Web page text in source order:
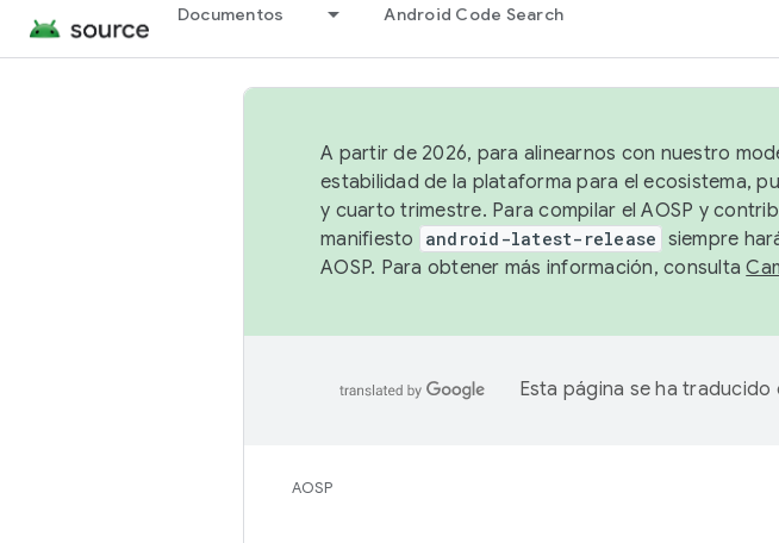
Documentos Android Code Search
A partir de 2026, para alinearnos con nuestro
estabilidad de la plataforma para el ecosistema,
y cuarto trimestre. Para compilar el AOSP y
manifiesto
android-latest-release siempre
AOSP. Para obtener más información, consulta
Esta página se ha traducido
AOSP